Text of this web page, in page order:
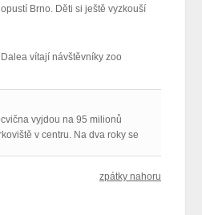
Brno. Děti si ještě vyzkouší
vítají návštěvníky zoo
vyjdou na 95 milionů
v centru. Na dva roky se
zpátky nahoru